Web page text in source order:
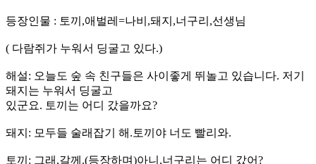
등장인물 : 토끼,애벌레=나비,돼지,너구리,선생님
( 다람쥐가 누워서 딩굴고 있다.)
해설: 오늘도 숲 속 친구들은 사이좋게 뛰놀고 있습니다. 저기
돼지는 누워서 딩굴고
있군요. 토끼는 어디 갔을까요?
돼지: 모두들 술래잡기 해.토끼야 너도 빨리와.
토끼: 그래,갈께.(등장하며)아니,너구리는 어디 갔어?